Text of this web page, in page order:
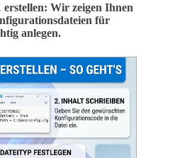
Wir zeigen Ihnen
für
anlegen.